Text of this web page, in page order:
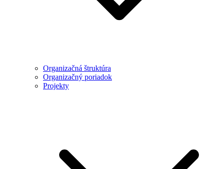
Organizačná štruktúra
Organizačný poriadok
Projekty